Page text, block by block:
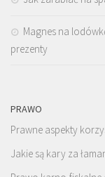
Magnes na
prezenty
PRAWO
Prawne aspekty
Jakie są kary za